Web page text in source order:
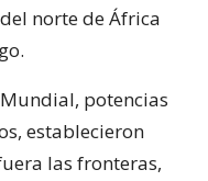
norte de África
potencias
establecieron
las fronteras,